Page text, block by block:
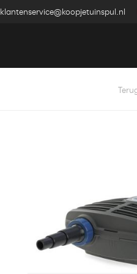
klantenservice@koopjetuinspul.nl